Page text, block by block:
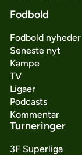
Fodbold
Fodbold nyheder
Seneste nyt
Kampe
TV
Ligaer
Podcasts
Kommentar
Turneringer
3F Superliga